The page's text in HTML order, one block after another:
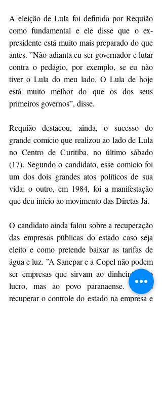
A eleição de Lula foi definida por Requião
como fundamental e ele disse que o ex-
presidente está muito mais preparado do que
antes. ”Não adianta eu ser governador e lutar
contra o pedágio, por exemplo, se eu não
tiver o Lula do meu lado. O Lula de hoje
está muito melhor do que os dos seus
primeiros governos”, disse.
Requião destacou, ainda, o sucesso do
grande comício que realizou ao lado de Lula
no Centro de Curitiba, no último sábado
(17). Segundo o candidato, esse comício foi
um dos dois grandes atos políticos de sua
vida; o outro, em 1984, foi a manifestação
que deu início ao movimento das Diretas Já.
O candidato ainda falou sobre a recuperação
das empresas públicas do estado caso seja
eleito e como pretende baixar as tarifas de
água e luz. ”A Sanepar e a Copel não podem
ser empresas que sirvam ao dinheiro e ao
lucro, mas ao povo paranaense. Vamos
recuperar o controle do estado na empresa e